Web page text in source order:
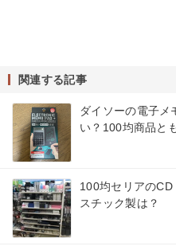
関連する記事
ダイソーの電子メ
い？100均商品と
100均セリアの
スチック製は？